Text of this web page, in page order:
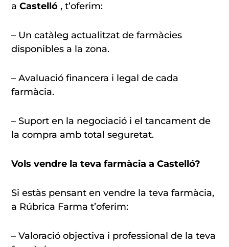
aCastelló , t’oferim:
– Un catàleg actualitzat de farmàcies
disponibles a la zona.
– Avaluació financera i legal de cada
farmàcia.
– Suport en la negociació i el tancament de
la compra amb total seguretat.
Vols vendre la teva farmàcia a Castelló?
Si estàs pensant en vendre la teva farmàcia,
a Rúbrica Farma t’oferim:
– Valoració objectiva i professional de la teva